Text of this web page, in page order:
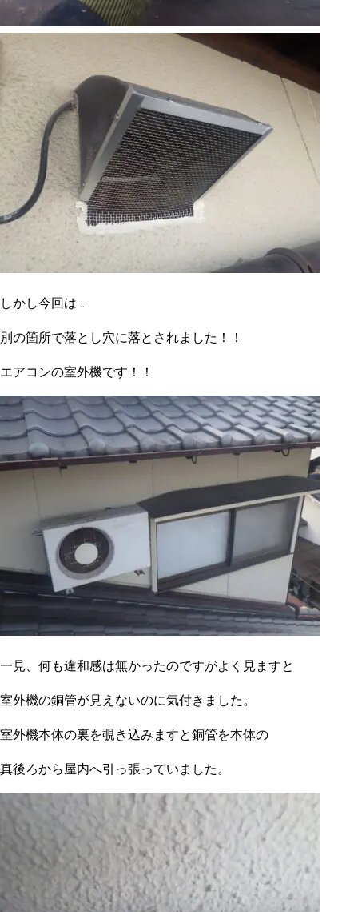
しかし今回は…
別の箇所で落とし穴に落とされました！！
エアコンの室外機です！！
一見、何も違和感は無かったのですがよく見ますと
室外機の銅管が見えないのに気付きました。
室外機本体の裏を覗き込みますと銅管を本体の
真後ろから屋内へ引っ張っていました。